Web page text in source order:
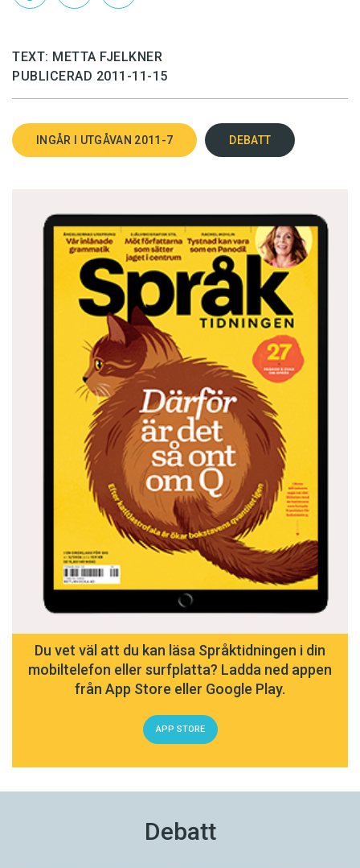
arbetskraft som har goda språkkunskaper.
täppas till, och den behöver matchas och
dimensioneras bättre efter näringslivets behov
av arbetskraft.
TEXT: METTA FJELKNER
PUBLICERAD 2011-11-15
INGÅR I UTGÅVAN 2011-7 DEBATT
Du vet väl att du kan läsa Språktidningen i din
mobiltelefon eller surfplatta? Ladda ned appen
från App Store eller Google Play.
APP STORE
Debatt